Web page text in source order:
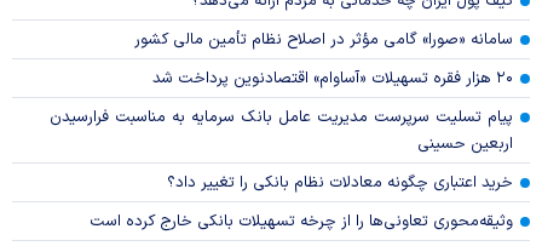
سامانه «صورا» گامی مؤثر در اصلاح نظام تأمین مالی کشور
۲۰ هزار فقره تسهیلات «آساوام» اقتصادنوین پرداخت شد
پیام تسلیت سرپرست مدیریت عامل بانک سرمایه به مناسبت فرارسیدن
اربعین حسینی
خرید اعتباری چگونه معادلات نظام بانکی را تغییر داد؟
وثیقه‌محوری تعاونی‌ها را از چرخه تسهیلات بانکی خارج کرده است